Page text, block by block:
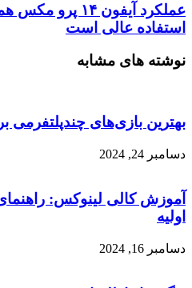
عملکرد آیفون ۱۴
استفاده عالی است
نوشته های مشابه
بهترین بازی‌های چندپلتفرمی
دسامبر 24, 2024
آموزش کالی لینوکس:
اولیه
دسامبر 16, 2024